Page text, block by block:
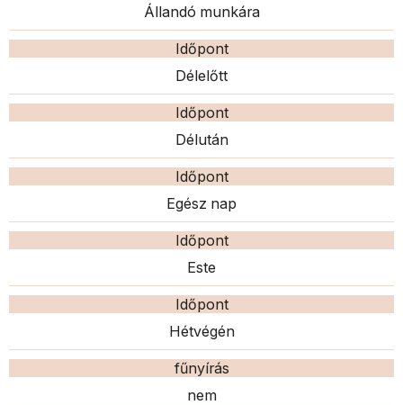
Állandó munkára
Időpont
Délelőtt
Időpont
Délután
Időpont
Egész nap
Időpont
Este
Időpont
Hétvégén
fűnyírás
nem